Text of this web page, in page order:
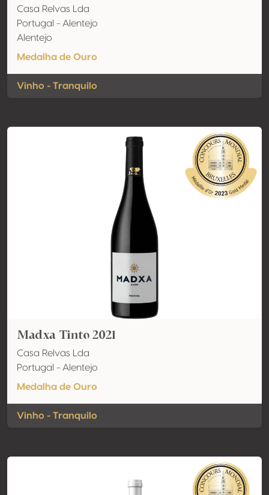
Casa Relvas Lda
Portugal - Alentejo
Alentejo
Medalha de Ouro
Vinho - Tranquilo
Madxa Tinto 2021
Casa Relvas Lda
Portugal - Alentejo
Medalha de Ouro
Vinho - Tranquilo